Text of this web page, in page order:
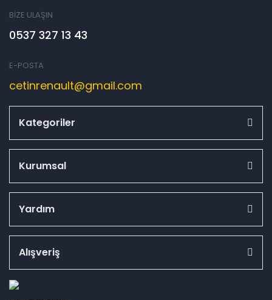
BİZE ULAŞIN
0537 327 13 43
E-POSTA
cetinrenault@gmail.com
Kategoriler
Kurumsal
Yardım
Alışveriş